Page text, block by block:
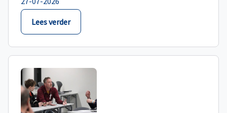
Lees verder